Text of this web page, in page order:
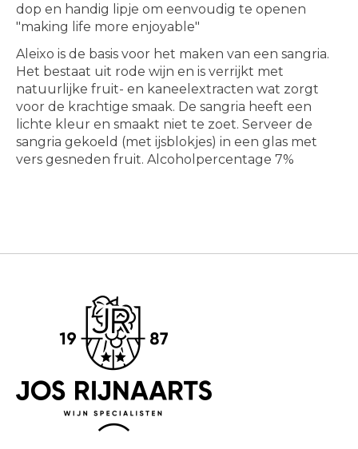
dop en handig lipje om eenvoudig te openen
"making life more enjoyable"
Aleixo is de basis voor het maken van een sangria.
Het bestaat uit rode wijn en is verrijkt met
natuurlijke fruit- en kaneelextracten wat zorgt
voor de krachtige smaak. De sangria heeft een
lichte kleur en smaakt niet te zoet. Serveer de
sangria gekoeld (met ijsblokjes) in een glas met
vers gesneden fruit. Alcoholpercentage 7%